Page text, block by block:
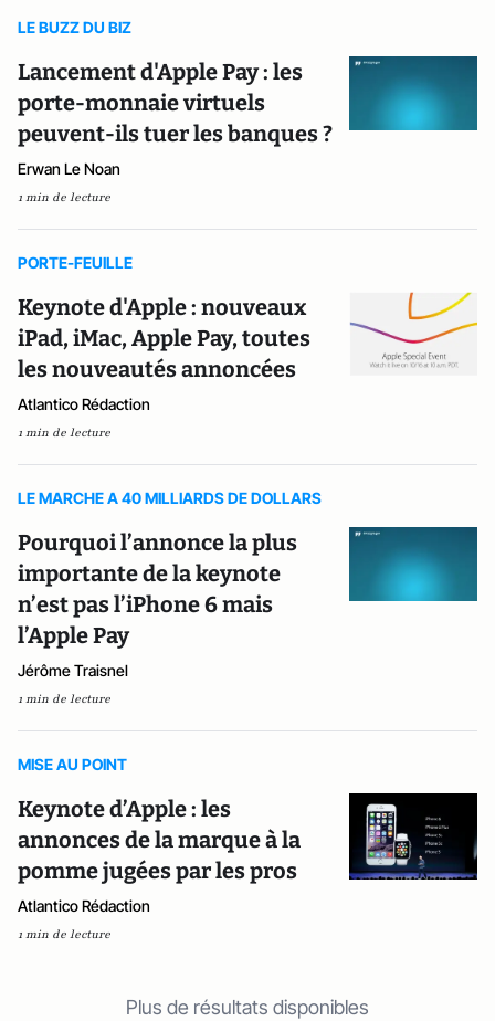
LE BUZZ DU BIZ
Lancement d'Apple Pay : les
porte-monnaie virtuels
peuvent-ils tuer les banques ?
Erwan Le Noan
1 min de lecture
PORTE-FEUILLE
Keynote d'Apple : nouveaux
iPad, iMac, Apple Pay, toutes
les nouveautés annoncées
Atlantico Rédaction
1 min de lecture
LE MARCHE A 40 MILLIARDS DE DOLLARS
Pourquoi l’annonce la plus
importante de la keynote
n’est pas l’iPhone 6 mais
l’Apple Pay
Jérôme Traisnel
1 min de lecture
MISE AU POINT
Keynote d’Apple : les
annonces de la marque à la
pomme jugées par les pros
Atlantico Rédaction
1 min de lecture
Plus de résultats disponibles